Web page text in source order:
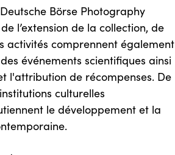
Börse Photography
l’extension de la collection, de
activités comprennent également
événements scientifiques ainsi
l'attribution de récompenses. De
culturelles
le développement et la